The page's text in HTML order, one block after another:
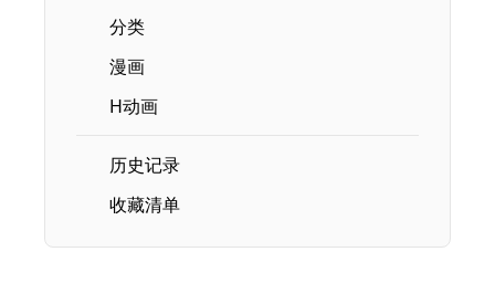
分类
漫画
H动画
历史记录
收藏清单